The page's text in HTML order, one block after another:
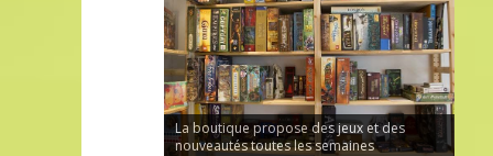
La boutique propose des jeux et des
nouveautés toutes les semaines